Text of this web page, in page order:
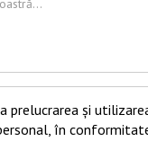
prelucrarea și
în